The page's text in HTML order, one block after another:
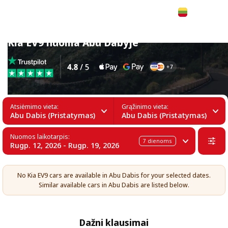
Kia EV9 nuoma Abu Dabyje
Atsiėmimo vieta:
Abu Dabis (Pristatymas)
Grąžinimo vieta:
Abu Dabis (Pristatymas)
Nuomos laikotarpis:
Rugp. 12, 2026 - Rugp. 19, 2026 7 dienoms
No Kia EV9 cars are available in Abu Dabis for your selected dates.
Similar available cars in Abu Dabis are listed below.
Dažni klausimai